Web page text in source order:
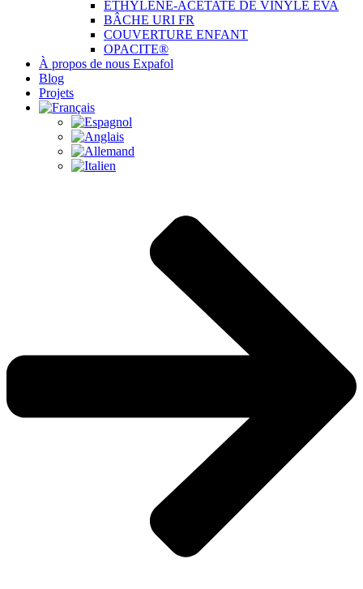
ÉTHYLÈNE-ACÉTATE DE VINYLE EVA
BÂCHE URI FR
COUVERTURE ENFANT
OPACITE®
À propos de nous Expafol
Blog
Projets